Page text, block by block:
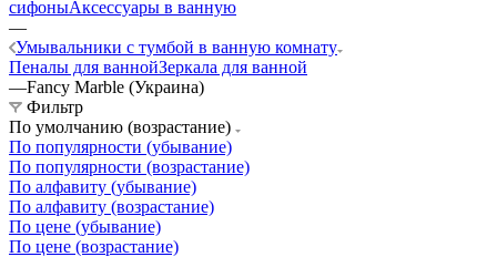
сифоныАксессуары в ванную
—
Умывальники с тумбой в ванную комнату
Пеналы для ваннойЗеркала для ванной
—Fancy Marble (Украина)
Фильтр
По умолчанию (возрастание)
По популярности (убывание)
По популярности (возрастание)
По алфавиту (убывание)
По алфавиту (возрастание)
По цене (убывание)
По цене (возрастание)